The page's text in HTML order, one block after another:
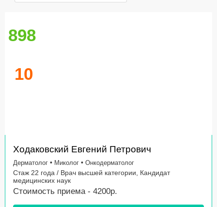
898
10
Ходаковский Евгений Петрович
Дерматолог • Миколог • Онкодерматолог
Стаж 22 года / Врач высшей категории, Кандидат
медицинских наук
Стоимость приема - 4200р.